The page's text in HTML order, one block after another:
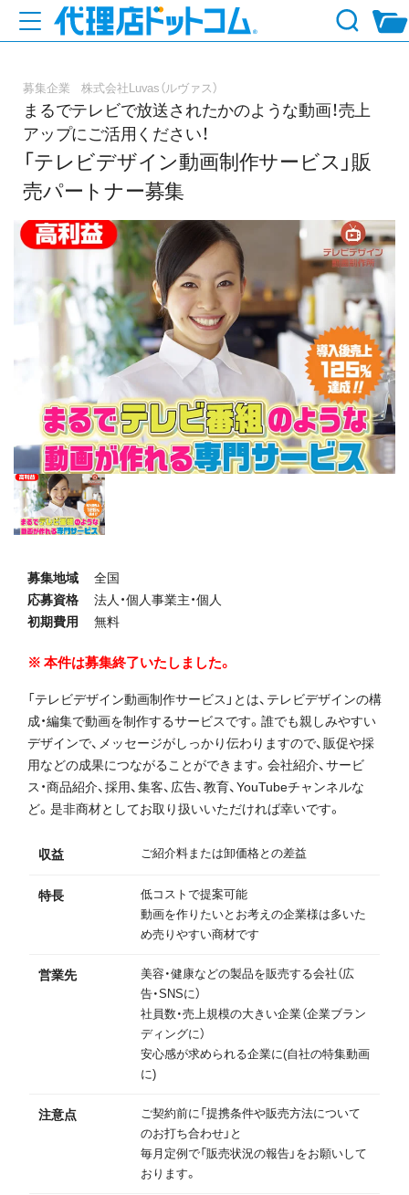
募集企業 株式会社Luvas（ルヴァス）
まるでテレビで放送されたかのような動画！売上
アップにご活用ください！
「テレビデザイン動画制作サービス」販
売パートナー募集
募集地域
全国
応募資格
法人・個人事業主・個人
初期費用
無料
本件は募集終了いたしました。
「テレビデザイン動画制作サービス」とは、テレビデザインの構
成・編集で動画を制作するサービスです。誰でも親しみやすい
デザインで、メッセージがしっかり伝わりますので、販促や採
用などの成果につながることができます。会社紹介、サービ
ス・商品紹介、採用、集客、広告、教育、YouTubeチャンネルな
ど。是非商材としてお取り扱いいただければ幸いです。
収益 ご紹介料または卸価格との差益
特長
低コストで提案可能
動画を作りたいとお考えの企業様は多いた
め売りやすい商材です
営業先
美容・健康などの製品を販売する会社（広
告・SNSに）
社員数・売上規模の大きい企業（企業ブラン
ディングに）
安心感が求められる企業に(自社の特集動画
に)
注意点
ご契約前に「提携条件や販売方法について
のお打ち合わせ」と
毎月定例で「販売状況の報告」をお願いして
おります。